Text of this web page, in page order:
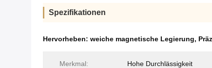
Spezifikationen
Hervorheben: weiche magnetische Legierung,
Merkmal: Hohe Durchlässigkeit